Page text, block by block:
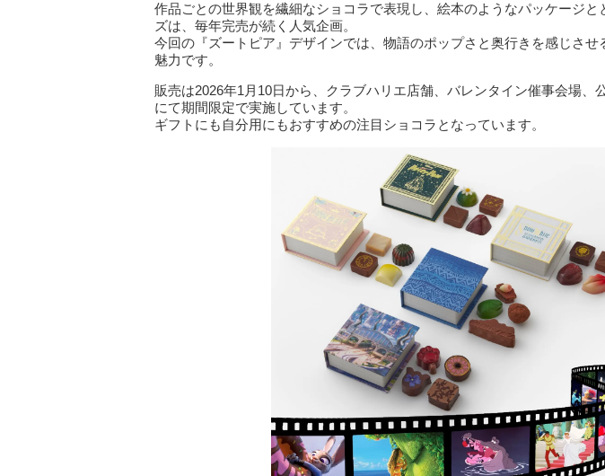
作品ごとの世界観を繊細なショコラで表現し、絵本のようなパッケージと
ズは、毎年完売が続く人気企画。
今回の『ズートピア』デザインでは、物語のポップさと奥行きを感じさせ
魅力です。
販売は2026年1月10日から、クラブハリエ店舗、バレンタイン催事会場、
にて期間限定で実施しています。
ギフトにも自分用にもおすすめの注目ショコラとなっています。